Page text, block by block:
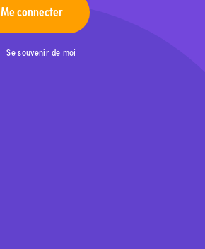
Me connecter
Se souvenir de moi